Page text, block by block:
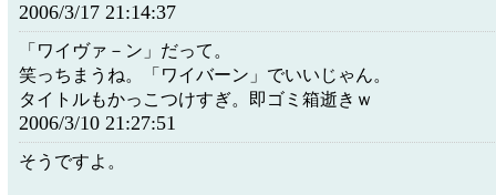
2006/3/17 21:14:37
「ワイヴァ－ン」だって。
笑っちまうね。「ワイバーン」でいいじゃん。
タイトルもかっこつけすぎ。即ゴミ箱逝きｗ
2006/3/10 21:27:51
そうですよ。